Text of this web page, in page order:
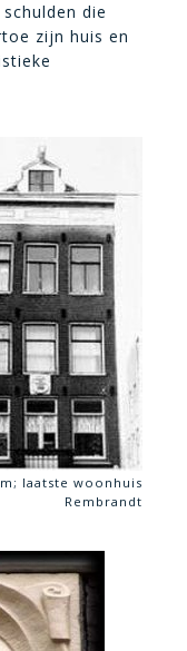
die
zijn huis en
laatste woonhuis
Rembrandt